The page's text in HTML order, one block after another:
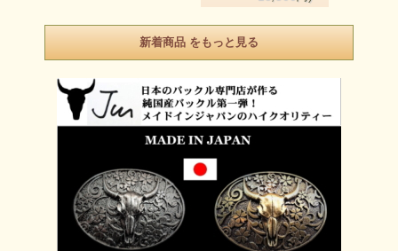
新着商品 をもっと見る